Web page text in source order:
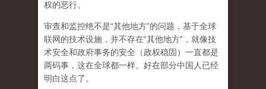
权的恶行。
审查和监控绝不是“其他地方”的问题，基于全球
联网的技术设施，并不存在“其他地方”，就像技
术安全和政府事务的安全（政权稳固）一直都是
两码事，这在全球都一样。好在部分中国人已经
明白这点了。